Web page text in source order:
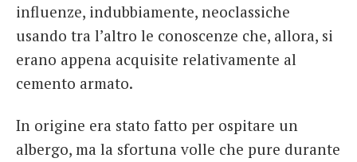
influenze, indubbiamente, neoclassiche
usando tra l’altro le conoscenze che, allora, si
erano appena acquisite relativamente al
cemento armato.
In origine era stato fatto per ospitare un
albergo, ma la sfortuna volle che pure durante